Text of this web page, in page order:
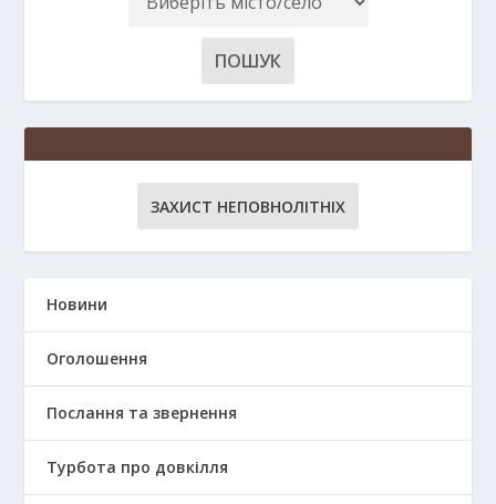
ЗАХИСТ НЕПОВНОЛІТНІХ
Новини
Оголошення
Послання та звернення
Турбота про довкілля